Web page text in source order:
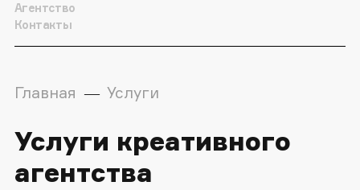
Агентство
Контакты
Главная — Услуги
Услуги креативного
агентства